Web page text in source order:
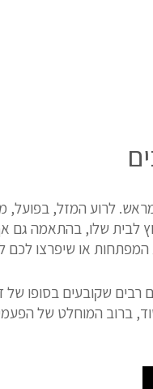
לרוע המזל, בפועל,
לבית שלו,
או שיפרצו לכם
שקובעים בסופו של
ברוב המוחלט של